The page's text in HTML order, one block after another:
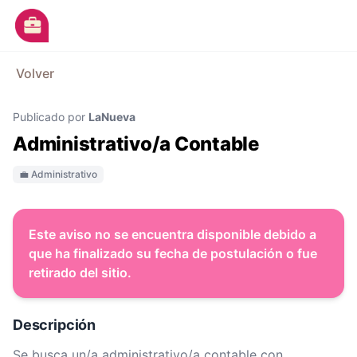
Ir al contenido principal
Categorías
Empresas
Blog
Dejá tu CV
Volver
Publicado por LaNueva
Administrativo/a Contable
💼 Administrativo
Este aviso no se encuentra disponible debido a
que ha finalizado su fecha de postulación o fue
retirado del sitio.
Descripción